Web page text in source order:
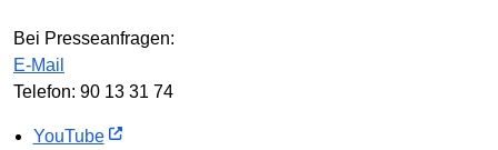
Bei Presseanfragen:
E-Mail
Telefon: 90 13 31 74
YouTube